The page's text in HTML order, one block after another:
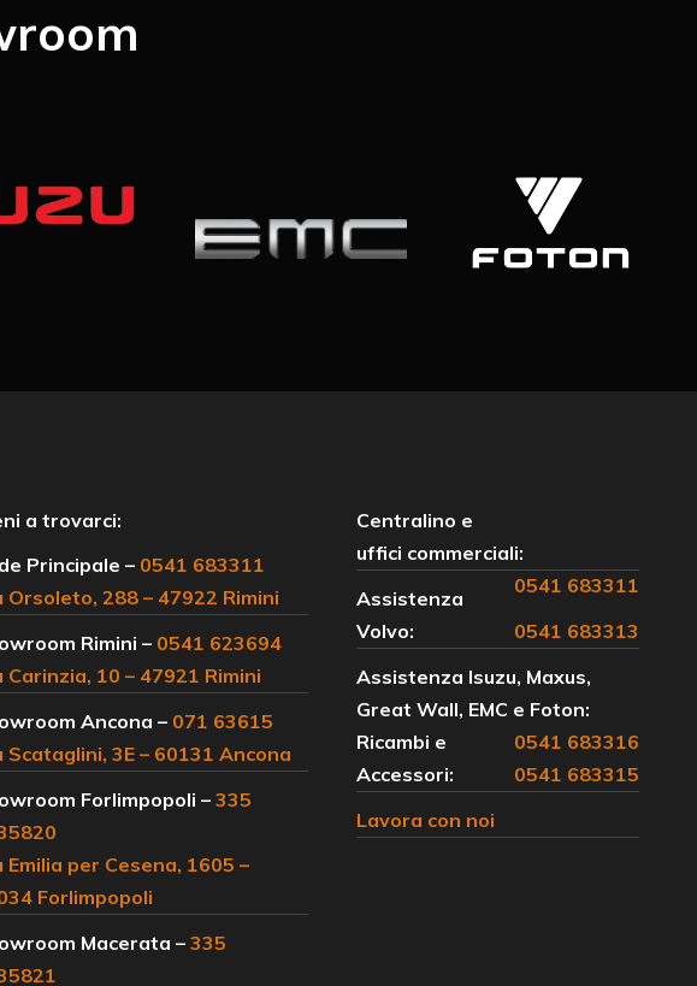
a trovarci:
Principale – 0541 683311
Orsoleto, 288 – 47922 Rimini
Rimini – 0541 623694
Carinzia, 10 – 47921 Rimini
Ancona – 071 63615
Scataglini, 3E – 60131 Ancona
Forlimpopoli –335
Emilia per Cesena, 1605 –
Forlimpopoli
Macerata – 335
Centralino e
uffici commerciali:
0541 683311
Assistenza
Volvo:
0541 683313
Assistenza Isuzu, Maxus,
Great Wall, EMC e Foton:
0541 683316
Ricambi e
Accessori:
0541 683315
Lavora con noi